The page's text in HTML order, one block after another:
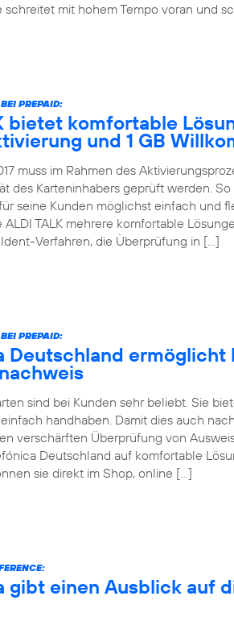
schreitet mit hohem Tempo voran und
PREPAID:
bietet komfortable
und 1 GB
muss im Rahmen des
des Karteninhabers geprüft werden.
seine Kunden möglichst einfach und
TALK mehrere komfortable
Verfahren, die Überprüfung in […]
PREPAID:
Deutschland
sind bei Kunden sehr beliebt. Sie
handhaben. Damit dies auch
verschärften Überprüfung von
Deutschland auf komfortable
sie direkt im Shop, online […]
gibt einen Ausblick auf